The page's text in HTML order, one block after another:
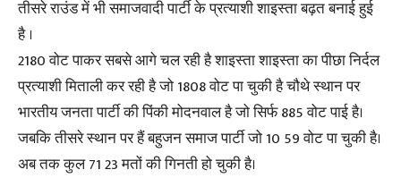
तीसरे राउंड में भी समाजवादी पार्टी के प्रत्याशी शाइस्ता बढ़त बनाई हुई
है ।
2180 वोट पाकर सबसे आगे चल रही है शाइस्ता शाइस्ता का पीछा निर्दल
प्रत्याशी मिताली कर रही है जो 1808 वोट पा चुकी है चौथे स्थान पर
भारतीय जनता पार्टी की पिंकी मोदनवाल है जो सिर्फ 885 वोट पाई है।
जबकि तीसरे स्थान पर हैं बहुजन समाज पार्टी जो 10 59 वोट पा चुकी है।
अब तक कुल 71 23 मतों की गिनती हो चुकी है।